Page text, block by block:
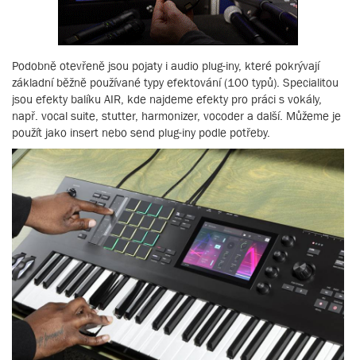
Podobně otevřeně jsou pojaty i audio plug-iny, které pokrývají
základní běžně používané typy efektování (100 typů). Specialitou
jsou efekty balíku AIR, kde najdeme efekty pro práci s vokály,
např. vocal suite, stutter, harmonizer, vocoder a další. Můžeme je
použít jako insert nebo send plug-iny podle potřeby.